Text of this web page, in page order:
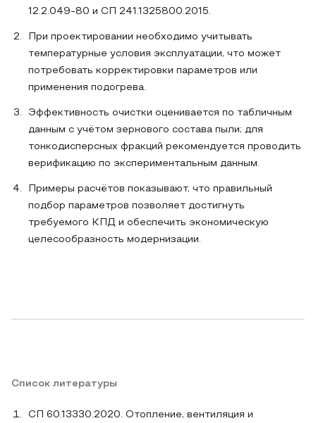
12.2.049‑80 и СП 241.1325800.2015.
При проектировании необходимо учитывать
температурные условия эксплуатации, что может
потребовать корректировки параметров или
применения подогрева.
Эффективность очистки оценивается по табличным
данным с учётом зернового состава пыли; для
тонкодисперсных фракций рекомендуется проводить
верификацию по экспериментальным данным.
Примеры расчётов показывают, что правильный
подбор параметров позволяет достигнуть
требуемого КПД и обеспечить экономическую
целесообразность модернизации.
Список литературы
СП 60.13330.2020. Отопление, вентиляция и